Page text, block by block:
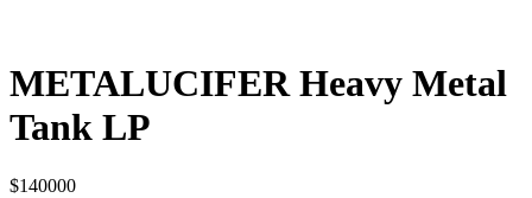
METALUCIFER Heavy Metal
Tank LP
$140000